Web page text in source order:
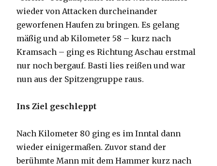
wieder von Attacken durcheinander
geworfenen Haufen zu bringen. Es gelang
mäßig und ab Kilometer 58 – kurz nach
Kramsach – ging es Richtung Aschau erstmal
nur noch bergauf. Basti lies reißen und war
nun aus der Spitzengruppe raus.
Ins Ziel geschleppt
Nach Kilometer 80 ging es im Inntal dann
wieder einigermaßen. Zuvor stand der
berühmte Mann mit dem Hammer kurz nach